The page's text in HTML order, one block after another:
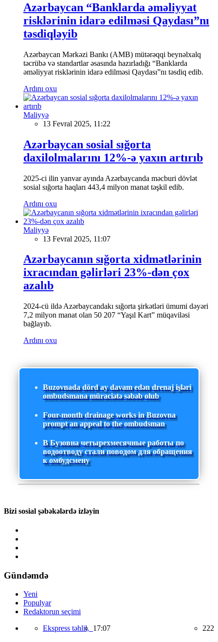
Azərbaycan “Banklarda əməliyyat
risklərinin idarə edilməsi Qaydası”nı
təsdiqləyib
Azərbaycan Mərkəzi Bankı (AMB) mütərəqqi beynəlxalq
təcrübə və standartlar əsasında hazırladığı “Banklarda
əməliyyat risklərinin idarə edilməsi Qaydası”nı təsdiq edib.
Ardını oxu
Maliyyə
13 Fevral 2025, 11:22
Azərbaycan sosial sığorta
daxilolmalarını 12%-ə yaxın artırıb
2025-ci ilin yanvar ayında Azərbaycanda məcburi dövlət
sosial sığorta haqları 443,4 milyon manat təşkil edib.
Ardını oxu
Maliyyə
13 Fevral 2025, 11:07
Azərbaycanın sığorta xidmətlərinin
ixracından gəlirləri 23%-dən çox
azalıb
2024-cü ildə Azərbaycandakı sığorta şirkətləri ümumi dəyəri
7,2 milyon manat olan 50 207 “Yaşıl Kart” müqaviləsi
bağlayıb.
Ardını oxu
Buzovnada dörd ay davam edən drenaj işləri
ombudsmana müraciətə səbəb olub
Four-month drainage works in Buzovna
prompt an appeal to the ombudsman
В Бузовна четырехмесячные работы по
водоотводу стали поводом для обращения
к омбудсмену
Bizi sosial şəbəkələrdə izləyin
Gündəmdə
Yeni
Populyar
Redaktorun seçimi
Ekspress təhlil, 17:07 222